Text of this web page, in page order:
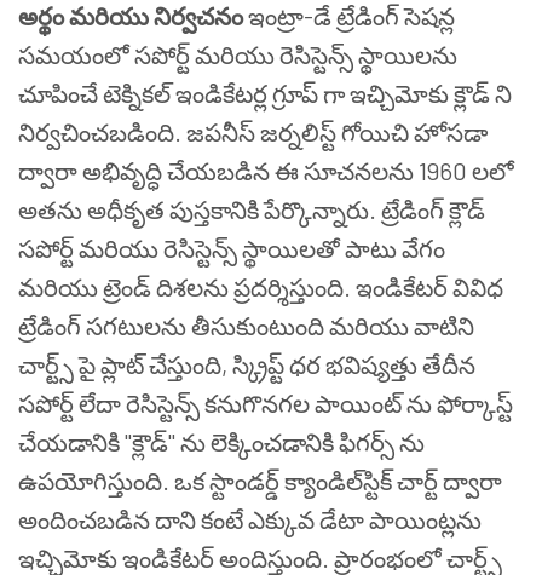
అర్థం మరియు నిర్వచనంఇంట్రా-డే ట్రేడింగ్ సెషన్ల
సమయంలో సపోర్ట్ మరియు రెసిస్టెన్స్ స్థాయిలను
చూపించే టెక్నికల్ ఇండికేటర్ల గ్రూప్ గా ఇచ్చిమోకు క్లౌడ్ ని
నిర్వచించబడింది. జపనీస్ జర్నలిస్ట్ గోయిచి హోసడా
ద్వారా అభివృద్ధి చేయబడిన ఈ సూచనలను 1960 లలో
అతను అధీకృత పుస్తకానికి పేర్కొన్నారు. ట్రేడింగ్ క్లౌడ్
సపోర్ట్ మరియు రెసిస్టెన్స్ స్థాయిలతో పాటు వేగం
మరియు ట్రెండ్ దిశలను ప్రదర్శిస్తుంది. ఇండికేటర్ వివిధ
ట్రేడింగ్ సగటులను తీసుకుంటుంది మరియు వాటిని
చార్ట్స్ పై ప్లాట్ చేస్తుంది, స్క్రిప్ట్ ధర భవిష్యత్తు తేదీన
సపోర్ట్ లేదా రెసిస్టెన్స్ కనుగొనగల పాయింట్ ను ఫోర్కాస్ట్
చేయడానికి "క్లౌడ్" ను లెక్కించడానికి ఫిగర్స్ ను
ఉపయోగిస్తుంది. ఒక స్టాండర్డ్ క్యాండిల్‌స్టిక్ చార్ట్ ద్వారా
అందించబడిన దాని కంటే ఎక్కువ డేటా పాయింట్లను
ఇచ్చిమోకు ఇండికేటర్ అందిస్తుంది. ప్రారంభంలో చార్ట్స్